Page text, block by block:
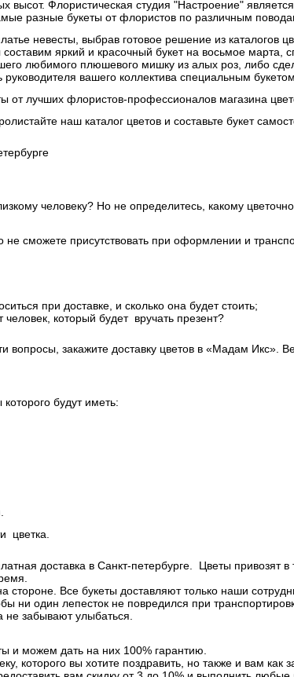
высот. Флористическая студия "Настроение"
разные букеты от флористов по различным
невесты, выбрав готовое решение из каталогов
яркий и красочный букет на восьмое марта,
любимого плюшевого мишку из алых роз, либо
вашего коллектива специальным
от лучших флористов-профессионалов магазина
наш каталог цветов и составьте букет
человеку? Но не определитесь, какому
сможете присутствовать при оформлении и
при доставке, и сколько она будет стоить;
который будет вручать презент?
вопросы, закажите доставку цветов в «Мадам Икс».
будут иметь:
цветка.
доставка в Санкт-петербурге. Цветы привозят
стороне. Все букеты доставляют только наши
ни один лепесток не повредился при
не забывают улыбаться.
и можем дать на них 100% гарантию.
которого вы хотите поздравить, но также и вам как